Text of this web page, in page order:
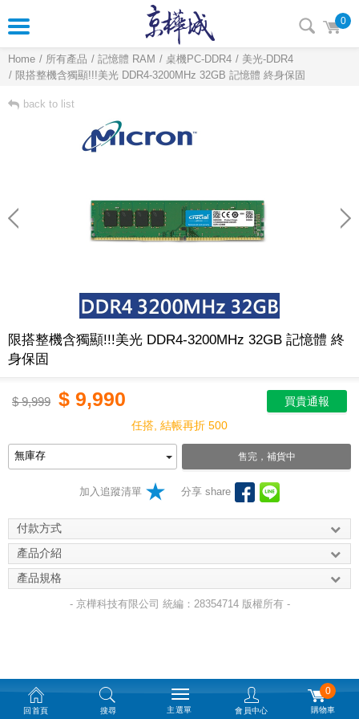
0
Home 所有產品 記憶體 RAM 桌機PC-DDR4
美光-DDR4
限搭整機含獨顯!!!美光 DDR4-3200MHz 32GB 記憶體 終身保固
back to list
限搭整機含獨顯!!!美光 DDR4-3200MHz 32GB 記憶體 終
身保固
$9,999 $ 9,990
買貴通報
任搭, 結帳再折 500
售完，補貨中
加入追蹤清單 分享 share
付款方式
產品介紹
產品規格
- 京樺科技有限公司 統編：28354714 版權所有 -
回首頁 搜尋 主選單 會員中心
0
購物車